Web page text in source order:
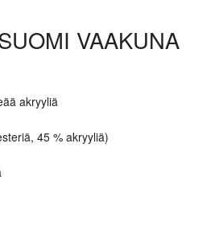
VAAKUNA
akryyliä
45 % akryyliä)